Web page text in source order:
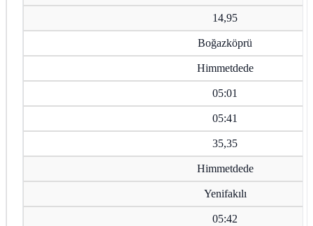
14,95
Boğazköprü
Himmetdede
05:01
05:41
35,35
Himmetdede
Yenifakılı
05:42